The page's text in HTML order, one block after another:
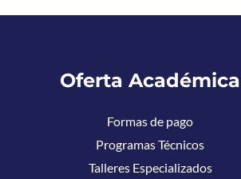
Oferta Académica
Formas de pago
Programas Técnicos
Talleres Especializados